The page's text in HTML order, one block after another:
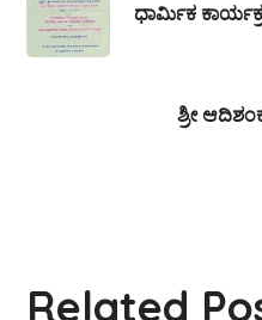
ಧಾರ್ಮಿಕ
ಶ್ರೀ
Related